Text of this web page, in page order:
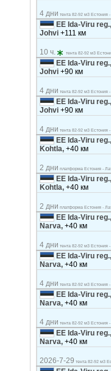
4 дни тента 82-92 м3 Естония
EE Ida-Viru reg.,
Johvi+111 км
10 ч. тента 82-92 м3
EE Ida-Viru reg.,
Johvi+90 км
4 дни тента 82-92 м3 Естония
EE Ida-Viru reg.,
Johvi+90 км
4 дни тента 82-92 м3 Естония
EE Ida-Viru reg.,
Kohtla,+40 км
2 дни платформа Естония -
EE Ida-Viru reg.,
Kohtla,+40 км
2 дни платформа Естония -
EE Ida-Viru reg.,
Narva,+40 км
4 дни тента 82-92 м3 Естония
EE Ida-Viru reg.,
Narva,+40 км
4 дни тента 82-92 м3 Естония
EE Ida-Viru reg.,
Narva,+40 км
4 дни тента 82-92 м3 Естония
EE Ida-Viru reg.,
Narva,+40 км
2026-7-29 тента 82-92 м3